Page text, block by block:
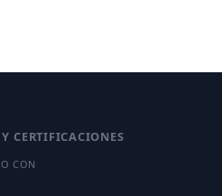
CERTIFICACIONES
CON